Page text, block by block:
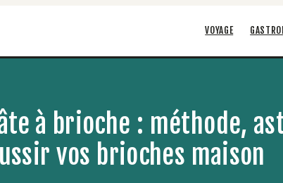
VOYAGE
à brioche : méthode,
vos brioches maison